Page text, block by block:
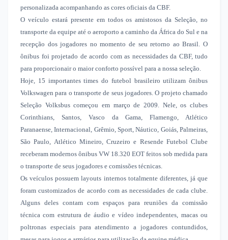
personalizada acompanhando as cores oficiais da CBF.
O veículo estará presente em todos os amistosos da Seleção, no
transporte da equipe até o aeroporto a caminho da África do Sul e na
recepção dos jogadores no momento de seu retorno ao Brasil. O
ônibus foi projetado de acordo com as necessidades da CBF, tudo
para proporcionair o maior conforto possível para a nossa seleção.
Hoje, 15 importantes times do futebol brasileiro utilizam ônibus
Volkswagen para o transporte de seus jogadores. O projeto chamado
Seleção Volksbus começou em março de 2009. Nele, os clubes
Corinthians, Santos, Vasco da Gama, Flamengo, Atlético
Paranaense, Internacional, Grêmio, Sport, Náutico, Goiás, Palmeiras,
São Paulo, Atlético Mineiro, Cruzeiro e Resende Futebol Clube
receberam modernos ônibus VW 18.320 EOT feitos sob medida para
o transporte de seus jogadores e comissões técnicas.
Os veículos possuem layouts internos totalmente diferentes, já que
foram customizados de acordo com as necessidades de cada clube.
Alguns deles contam com espaços para reuniões da comissão
técnica com estrutura de áudio e vídeo independentes, macas ou
poltronas especiais para atendimento a jogadores contundidos,